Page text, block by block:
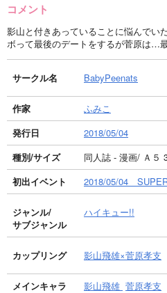
コメント
影山と付きあっていることに悩んでい
ボって最後のデートをするが菅原は…
サークル名 BabyPeenats
作家
ふみこ
発行日
2018/05/04
種別/サイズ
同人誌 - 漫画/ Ａ５
初出イベント
2018/05/04
ジャンル/
サブジャンル
ハイキュー!!
カップリング 影山飛雄×菅原孝支
メインキャラ 影山飛雄 菅原孝支